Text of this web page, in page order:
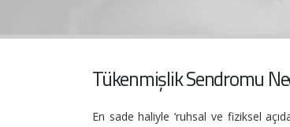
Tükenmişlik Sendromu
En sade haliyle ‘ruhsal ve fiziksel